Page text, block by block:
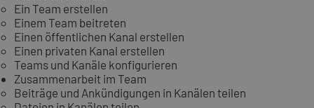
Ein Team erstellen
Einem Team beitreten
Einen öffentlichen Kanal erstellen
Einen privaten Kanal erstellen
Teams und Kanäle konfigurieren
Zusammenarbeit im Team
Beiträge und Ankündigungen in Kanälen teilen